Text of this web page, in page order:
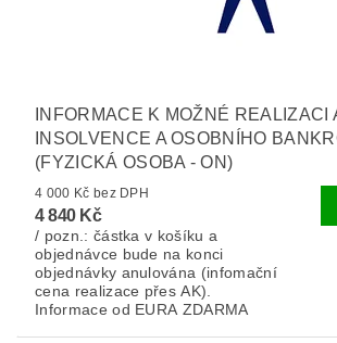
INFORMACE K MOŽNÉ REALIZACI
INSOLVENCE A OSOBNÍHO
(FYZICKÁ OSOBA - ON)
4 000 Kč bez DPH
4 840 Kč
/ pozn.: částka v košíku a
objednávce bude na konci
objednávky anulována (infomační
cena realizace přes AK).
Informace od EURA ZDARMA